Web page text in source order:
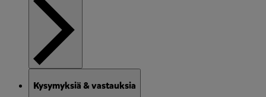
Kysymyksiä & vastauksia